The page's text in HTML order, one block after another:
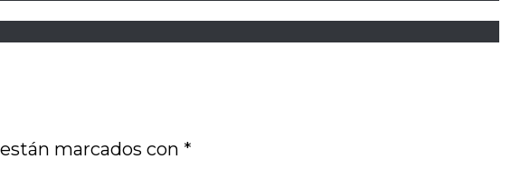
marcados con *